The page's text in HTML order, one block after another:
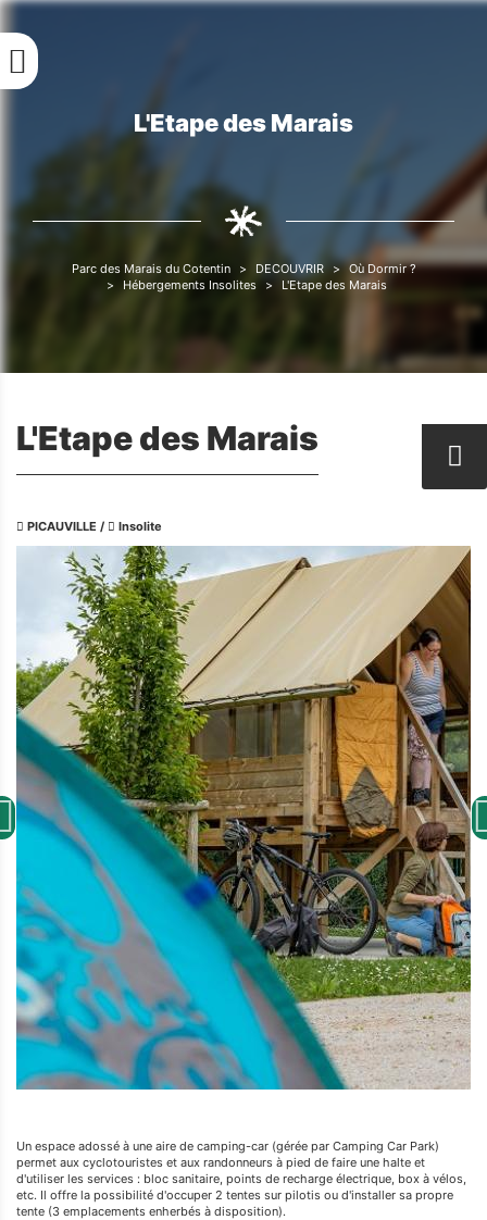
Aller
contenu
principal
Fil
d'Ariane
L'Etape des Marais
d'Ariane
Parc des Marais du Cotentin DECOUVRIR
Où Dormir ?
Hébergements Insolites
L'Etape des Marais
L'Etape des Marais
PICAUVILLE / Insolite
Un espace adossé à une aire de camping-car (gérée par Camping Car Park)
permet aux cyclotouristes et aux randonneurs à pied de faire une halte et
d'utiliser les services : bloc sanitaire, points de recharge électrique, box à vélos,
etc. Il offre la possibilité d'occuper 2 tentes sur pilotis ou d'installer sa propre
tente (3 emplacements enherbés à disposition).